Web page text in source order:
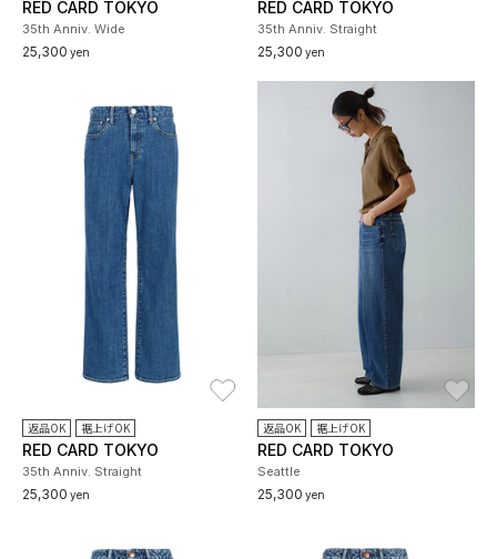
RED CARD TOKYO
35th Anniv. Wide
25,300 yen
RED CARD TOKYO
35th Anniv. Straight
25,300 yen
返品OK 裾上げOK
RED CARD TOKYO
35th Anniv. Straight
25,300 yen
返品OK 裾上げOK
RED CARD TOKYO
Seattle
25,300 yen